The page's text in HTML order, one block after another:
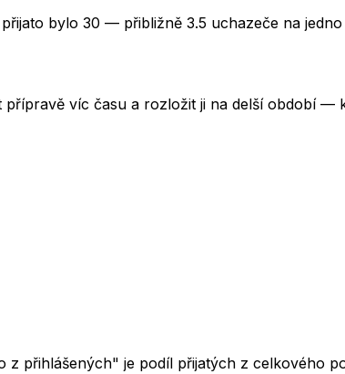
bylo 30 — přibližně 3.5 uchazeče na jedno
víc času a rozložit ji na delší období
z přihlášených" je podíl přijatých z celkového